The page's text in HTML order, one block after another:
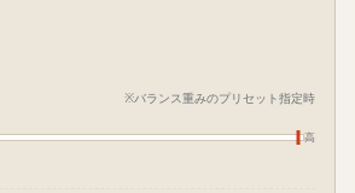
※バランス重みのプリセット指定時
高